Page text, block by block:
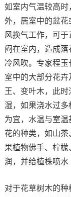
如室内气温较高时
外，居室中的盆
风换气工作，可
闷在室内，造成
冷风吹。专家程
室中的大部分花
王、变叶木，此
湿，如果浇水过
为宜，水温与室
花的种类，如山
果植物佛手、柠
润，并给植株喷水
对于花草树木的